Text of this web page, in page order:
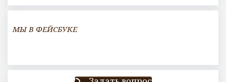
МЫ В ФЕЙСБУКЕ